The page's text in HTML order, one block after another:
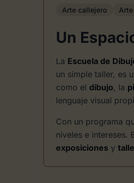
Arte callejero
Un
La Escuela de
un simple taller, es
como el dibujo, la
lenguaje visual
Con un programa
niveles e intereses.
exposiciones y